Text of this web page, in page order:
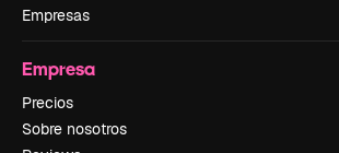
Empresas
Empresa
Precios
Sobre nosotros